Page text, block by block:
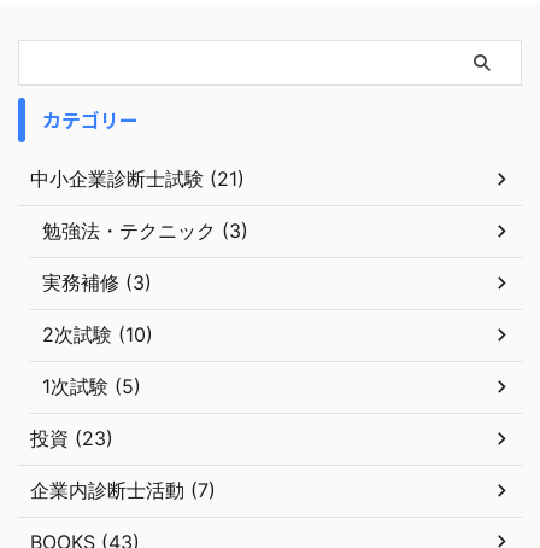
カテゴリー
中小企業診断士試験 (21)
勉強法・テクニック (3)
実務補修 (3)
2次試験 (10)
1次試験 (5)
投資 (23)
企業内診断士活動 (7)
BOOKS (43)